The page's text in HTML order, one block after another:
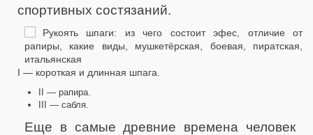
спортивных состязаний.
I — короткая и длинная шпага.
II — рапира.
III — сабля.
Еще в самые древние времена человек